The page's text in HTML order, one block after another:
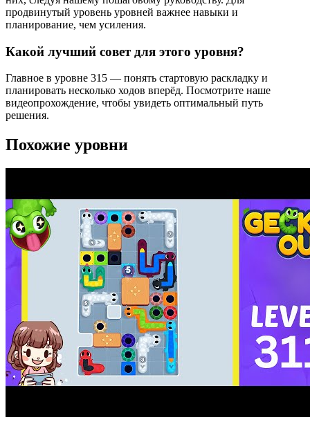
продвинутый уровень уровней важнее навыки и
планирование, чем усиления.
Какой лучший совет для этого уровня?
Главное в уровне 315 — понять стартовую раскладку и
планировать несколько ходов вперёд. Посмотрите наше
видеопрохождение, чтобы увидеть оптимальный путь
решения.
Похожие уровни